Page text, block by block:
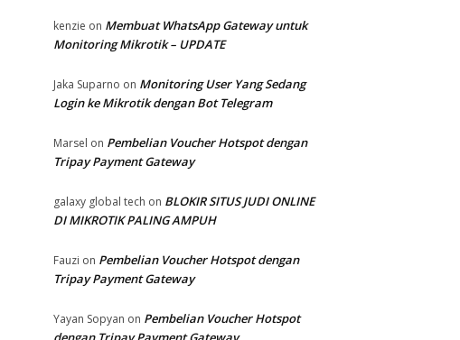
kenzie on Membuat WhatsApp Gateway untuk
Monitoring Mikrotik – UPDATE
Jaka Suparno on Monitoring User Yang Sedang
Login ke Mikrotik dengan Bot Telegram
Marsel on Pembelian Voucher Hotspot dengan
Tripay Payment Gateway
galaxy global tech on BLOKIR SITUS JUDI ONLINE
DI MIKROTIK PALING AMPUH
Fauzi on Pembelian Voucher Hotspot dengan
Tripay Payment Gateway
Yayan Sopyan on Pembelian Voucher Hotspot